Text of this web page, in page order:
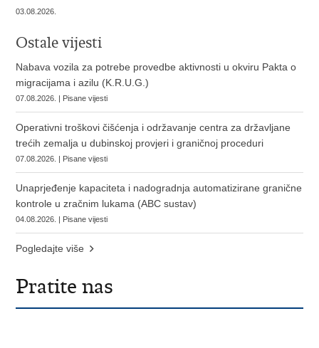
03.08.2026.
Ostale vijesti
Nabava vozila za potrebe provedbe aktivnosti u okviru Pakta o
migracijama i azilu (K.R.U.G.)
07.08.2026. | Pisane vijesti
Operativni troškovi čišćenja i održavanje centra za državljane
trećih zemalja u dubinskoj provjeri i graničnoj proceduri
07.08.2026. | Pisane vijesti
Unaprjeđenje kapaciteta i nadogradnja automatizirane granične
kontrole u zračnim lukama (ABC sustav)
04.08.2026. | Pisane vijesti
Pogledajte više
Pratite nas